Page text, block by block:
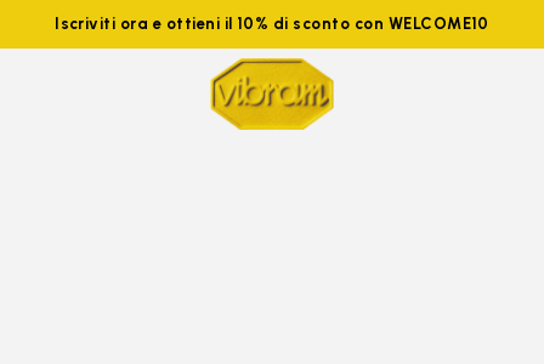
Iscriviti ora e ottieni il 10% di sconto con WELCOME10